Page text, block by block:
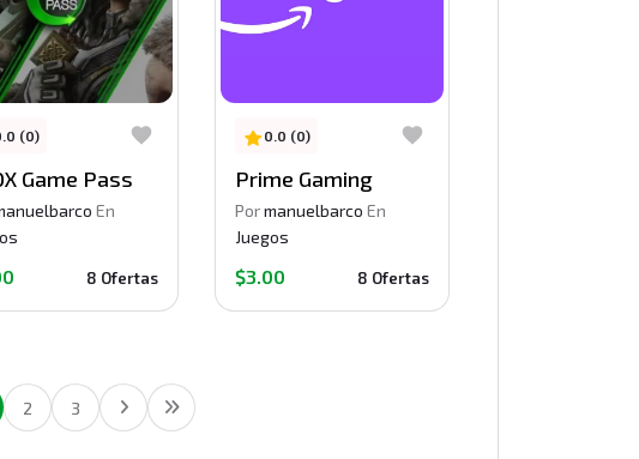
(0)
Game Pass
En
8 Ofertas
0.0 (0)
Prime Gaming
Pormanuelbarco En
Juegos
$3.00 8 Ofertas
2 3